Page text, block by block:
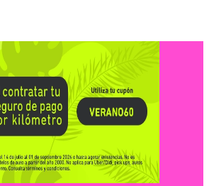
05-00 ó